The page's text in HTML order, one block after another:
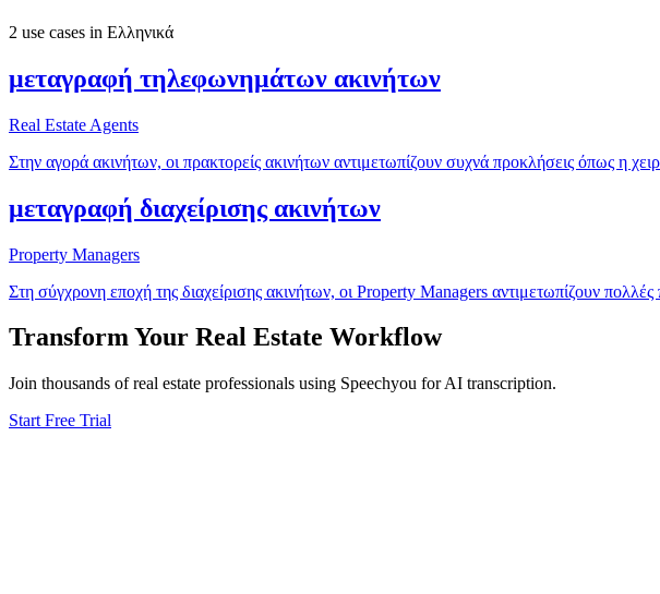
2 use cases in Ελληνικά
μεταγραφή τηλεφωνημάτων ακινήτων
Real Estate Agents
Στην αγορά ακινήτων, οι πρακτορείς ακινήτων αντιμετωπίζουν συχνά προκλήσεις όπως η
μεταγραφή διαχείρισης ακινήτων
Property Managers
Στη σύγχρονη εποχή της διαχείρισης ακινήτων, οι Property Managers αντιμετωπίζουν
Transform Your Real Estate Workflow
Join thousands ofreal estate professionals using Speechyou for AI transcription.
Start Free Trial